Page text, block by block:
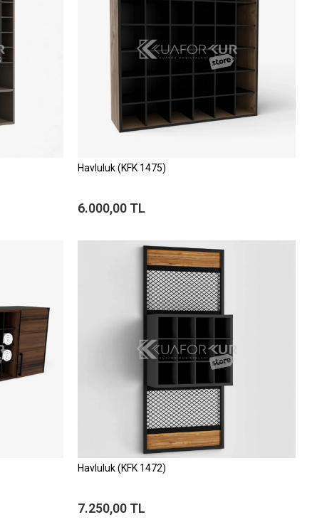
Havluluk (KFK 1475)
6.000,00 TL
Havluluk (KFK 1472)
7.250,00 TL